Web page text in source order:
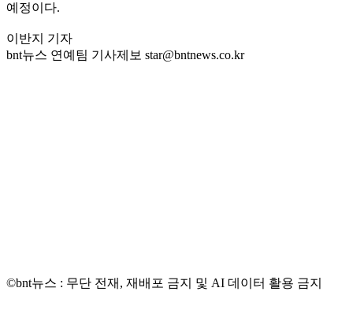
예정이다.
이반지 기자
bnt뉴스 연예팀 기사제보 star@bntnews.co.kr
©bnt뉴스 : 무단 전재, 재배포 금지 및 AI 데이터 활용 금지